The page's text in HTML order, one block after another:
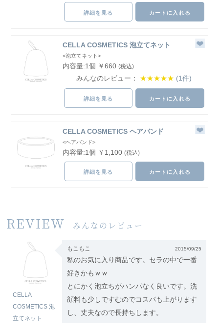
詳細を見る カートに入れる
CELLA COSMETICS 泡立てネット
<泡立てネット>
内容量:1個 ￥660 (税込)
みんなのレビュー： ★★★★★ (1件)
詳細を見る カートに入れる
CELLA COSMETICS ヘアバンド
<ヘアバンド>
内容量:1個 ￥1,100 (税込)
詳細を見る カートに入れる
REVIEW みんなのレビュー
CELLA
COSMETICS 泡
立てネット
もこもこ 2015/09/25
私のお気に入り商品です。セラの中で一番
好きかもｗｗ
とにかく泡立ちがハンパなく良いです。洗
顔料も少しですむのでコスパも上がります
し、丈夫なので長持ちします。